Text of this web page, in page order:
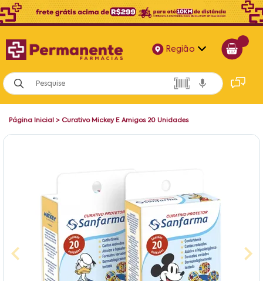
Região
Alagoas
Bahia
Página Inicial > Curativo Mickey E Amigos 20 Unidades